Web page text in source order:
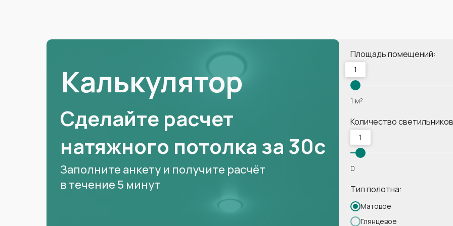
Площадь помещений:
1
1 м²
Количество
1
0
Тип полотна:
Матовое
Глянцевое
Сделайте расчет
натяжного потолка за 30с
Калькулятор
Заполните анкету и получите расчёт
в течение 5 минут